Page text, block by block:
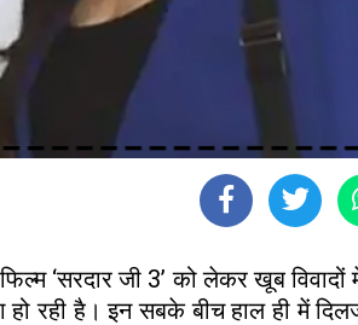
‘सरदार जी 3’ को लेकर खूब
रही है। इन सबके बीच हाल ही में